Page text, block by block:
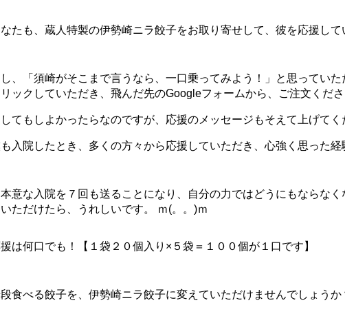
たも、蔵人特製の伊勢崎ニラ餃子をお取り寄せして、彼を応援して
、「須崎がそこまで言うなら、一口乗ってみよう！」と思ってい
ックしていただき、飛んだ先のGoogleフォームから、ご注文くださ
てもしよかったらなのですが、応援のメッセージもそえて上げてく
入院したとき、多くの方々から応援していただき、心強く思った経
意な入院を７回も送ることになり、自分の力ではどうにもならな
ただけたら、うれしいです。 ｍ(。。)ｍ
は何口でも！【１袋２０個入り×５袋＝１００個が１口です】
食べる餃子を、伊勢崎ニラ餃子に変えていただけませんでしょうか